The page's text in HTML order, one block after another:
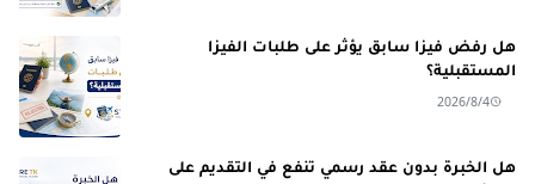
هل رفض فيزا سابق يؤثر على طلبات الفيزا
المستقبلية؟
2026/8/4
هل الخبرة بدون عقد رسمي تنفع في التقديم على